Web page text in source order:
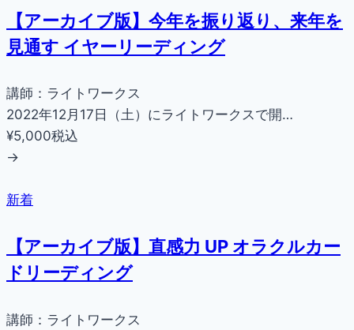
【アーカイブ版】今年を振り返り、来年を
見通す イヤーリーディング
講師：ライトワークス
2022年12月17日（土）にライトワークスで開…
¥5,000税込
→
新着
【アーカイブ版】直感力 UP オラクルカー
ドリーディング
講師：ライトワークス